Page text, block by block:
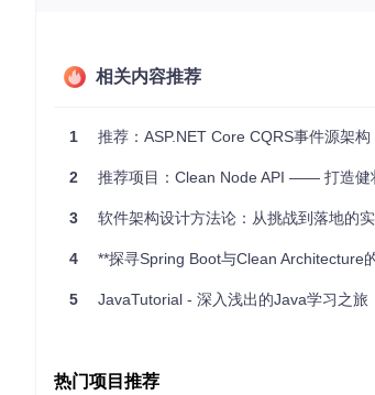
高度可测试 ：通过依赖注入和接口设计，实
学习资源丰富：附带Udemy课程，提供全面
综上所述，无论你是初学者还是经验丰富的
ore世界的无限可能吧！
相关内容推荐
1 推荐：ASP.NET Core CQRS事件源架
2 推荐项目：Clean Node API —— 打造健
3 软件架构设计方法论：从挑战到落地的
4 **探寻Spring Boot与Clean Architecture的完美融合
5 JavaTutorial - 深入浅出的Java学习之旅
热门项目推荐